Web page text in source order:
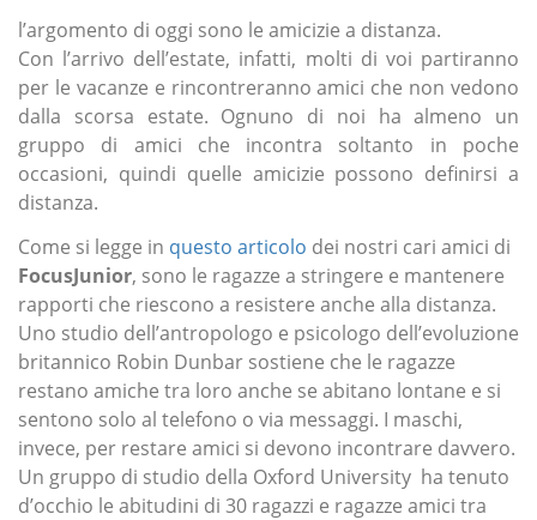
l’argomento di oggi sono le amicizie a distanza.
Con l’arrivo dell’estate, infatti, molti di voi partiranno
per le vacanze e rincontreranno amici che non vedono
dalla scorsa estate. Ognuno di noi ha almeno un
gruppo di amici che incontra soltanto in poche
occasioni, quindi quelle amicizie possono definirsi a
distanza.
Come si legge in questo articolo dei nostri cari amici di
FocusJunior, sono le ragazze a stringere e mantenere
rapporti che riescono a resistere anche alla distanza.
Uno studio dell’antropologo e psicologo dell’evoluzione
britannico Robin Dunbar sostiene che le ragazze
restano amiche tra loro anche se abitano lontane e si
sentono solo al telefono o via messaggi. I maschi,
invece, per restare amici si devono incontrare davvero.
Un gruppo di studio della Oxford University ha tenuto
d’occhio le abitudini di 30 ragazzi e ragazze amici tra